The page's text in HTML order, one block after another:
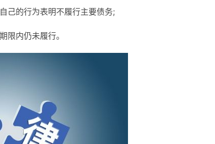
己的行为表明不履行主要债务;
限内仍未履行。